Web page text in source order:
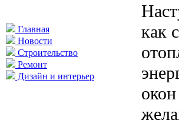
Главная
Новости
Строительство
Ремонт
Дизайн и интерьер
как